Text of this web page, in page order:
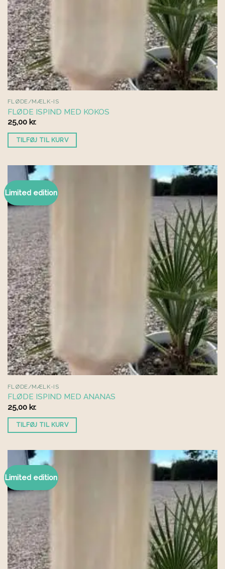
FLØDE/MÆLK-IS
FLØDE ISPIND MED KOKOS
25,00 kr.
TILFØJ TIL KURV
Limited edition
FLØDE/MÆLK-IS
FLØDE ISPIND MED ANANAS
25,00 kr.
TILFØJ TIL KURV
Limited edition